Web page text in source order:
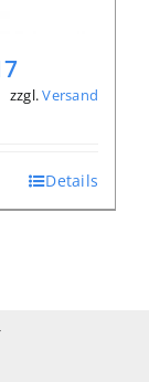
zzgl.Versand
Details